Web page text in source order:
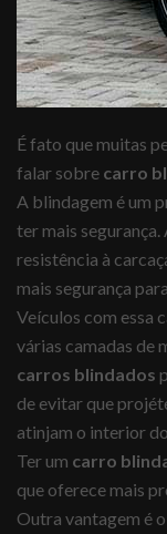
É fato que muitas
falar sobre carro
A blindagem é um
ter mais
resistência à
mais segurança
Veículos com essa
várias camadas de
carros blindados
de evitar que
atinjam o interior
Ter um carro
que oferece mais
Outra vantagem é